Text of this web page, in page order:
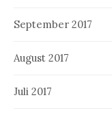
September 2017
August 2017
Juli 2017